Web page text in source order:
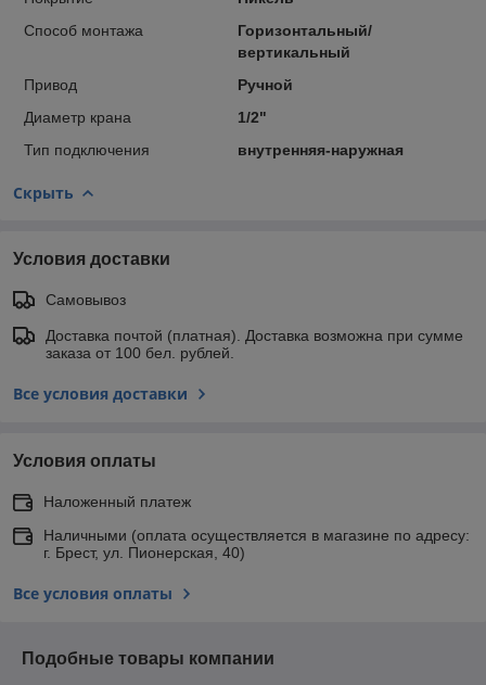
Способ монтажа
Горизонтальный/
вертикальный
Привод
Ручной
Диаметр крана
1/2"
Тип подключения
внутренняя-наружная
Скрыть
Условия доставки
Самовывоз
Доставка почтой (платная). Доставка возможна при сумме
заказа от 100 бел. рублей.
Все условия доставки
Условия оплаты
Наложенный платеж
Наличными (оплата осуществляется в магазине по адресу:
г. Брест, ул. Пионерская, 40)
Все условия оплаты
Подобные товары компании